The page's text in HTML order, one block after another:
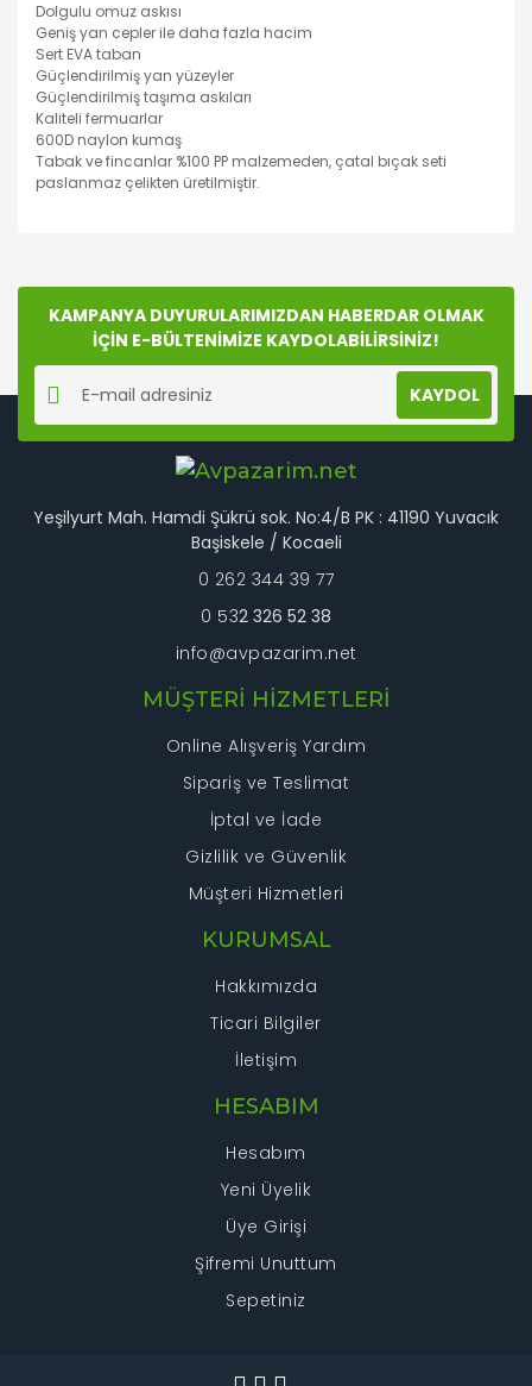
Dolgulu omuz askısı
Geniş yan cepler ile daha fazla hacim
Sert EVA taban
Güçlendirilmiş yan yüzeyler
Güçlendirilmiş taşıma askıları
Kaliteli fermuarlar
600D naylon kumaş
Tabak ve fincanlar %100 PP malzemeden, çatal bıçak seti
paslanmaz çelikten üretilmiştir.
Yorum Yaz
formunu kullanarak tarafımıza iletebilirsiniz.
Görüş ve önerileriniz için teşekkür ederiz.
Ürün resmi kalitesiz, bozuk veya görüntülenemiyor.
Ürün açıklamasında eksik bilgiler bulunuyor.
Ürün bilgilerinde hatalar bulunuyor.
Ürün fiyatı diğer sitelerden daha pahalı.
Bu ürüne benzer farklı alternatifler olmalı.
Gönder
KAMPANYA DUYURULARIMIZDAN HABERDAR OLMAK
İÇİN E-BÜLTENİMİZE KAYDOLABİLİRSİNİZ!
KAYDOL
Yeşilyurt Mah. Hamdi Şükrü sok. No:4/B PK : 41190 Yuvacık
Başiskele / Kocaeli
0 262 344 39 77
0 532 326 52 38
info@avpazarim.net
MÜŞTERİ HİZMETLERİ
Online Alışveriş Yardım
Sipariş ve Teslimat
İptal ve İade
Gizlilik ve Güvenlik
Müşteri Hizmetleri
KURUMSAL
Hakkımızda
Ticari Bilgiler
İletişim
HESABIM
Hesabım
Yeni Üyelik
Üye Girişi
Şifremi Unuttum
Sepetiniz